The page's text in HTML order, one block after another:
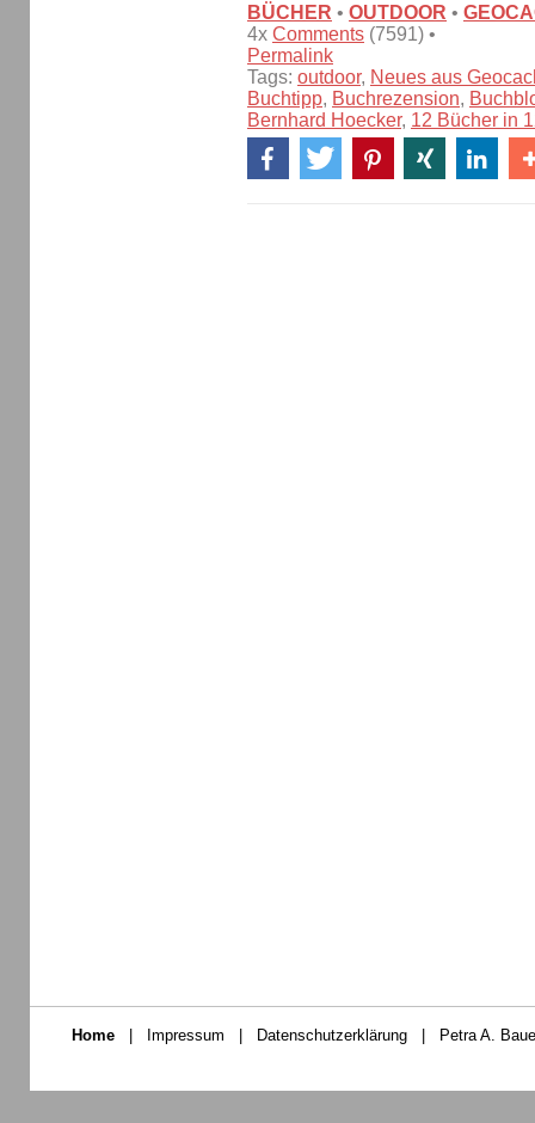
BÜCHER • OUTDOOR •
4x Comments (7591) •
Permalink
Tags: outdoor, Neues aus
Buchtipp, Buchrezension,
Bernhard Hoecker, 12 Bücher in
Home Impressum Datenschutzerklärung Petra A.